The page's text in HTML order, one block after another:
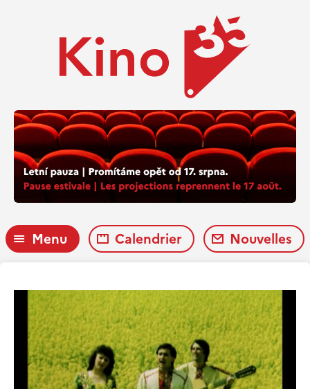
Menu Calendrier Nouvelles